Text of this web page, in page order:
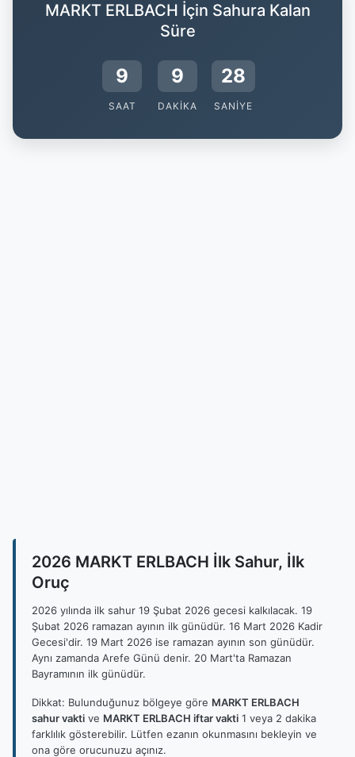
MARKT ERLBACH İçin Sahura Kalan
Süre
9
SAAT
9
DAKIKA
27
SANIYE
2026 MARKT ERLBACH İlk Sahur, İlk
Oruç
2026 yılında ilk sahur 19 Şubat 2026 gecesi kalkılacak. 19
Şubat 2026 ramazan ayının ilk günüdür. 16 Mart 2026 Kadir
Gecesi'dir. 19 Mart 2026 ise ramazan ayının son günüdür.
Aynı zamanda Arefe Günü denir. 20 Mart'ta Ramazan
Bayramının ilk günüdür.
Dikkat: Bulunduğunuz bölgeye göre MARKT ERLBACH
sahur vakti ve MARKT ERLBACH iftar vakti 1 veya 2 dakika
farklılık gösterebilir. Lütfen ezanın okunmasını bekleyin ve
ona göre orucunuzu açınız.